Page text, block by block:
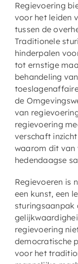
Regievoering
voor het leiden
tussen de
Traditionele
hinderpalen
tot ernstige
behandeling
de
van
regievoering
verschaft
waarom dit van
hedendaagse
Regievoeren is
een kunst, een
sturingsaanpak
regievoering
democratische
voor het